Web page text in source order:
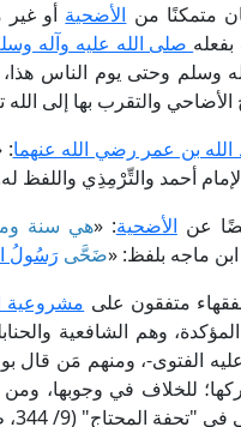
متمكنًا من الأضحية أو
صلى الله عليه وآله
وسلم وحتى يوم الناس
الأضاحي والتقرب بها إلى
الله بن عمر رضي الله عنهما
أحمد والتِّرْمِذِي واللفظ
عن الأضحية: «هي سنة
ماجه بلفظ: «ضَحَّى رَسُولُ
متفقون على مشروعية
المؤكدة، وهم الشافعية
الفتوى-، ومنهم مَن قال
للخلاف في وجوبها،
(9/ 344، ط. المكتبة التجارية الكبرى).